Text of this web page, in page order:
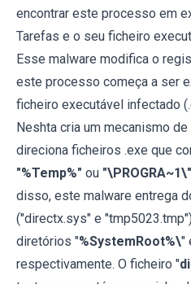
encontrar este processo em
Tarefas e o seu ficheiro
Esse malware modifica o
este processo começa a ser
ficheiro executável infectado
Neshta cria um mecanismo
direciona ficheiros .exe que
"%Temp%" ou "\PROGRA~1\"
disso, este malware entrega
("directx.sys" e
diretórios "%SystemRoot%\"
respectivamente. O ficheiro "